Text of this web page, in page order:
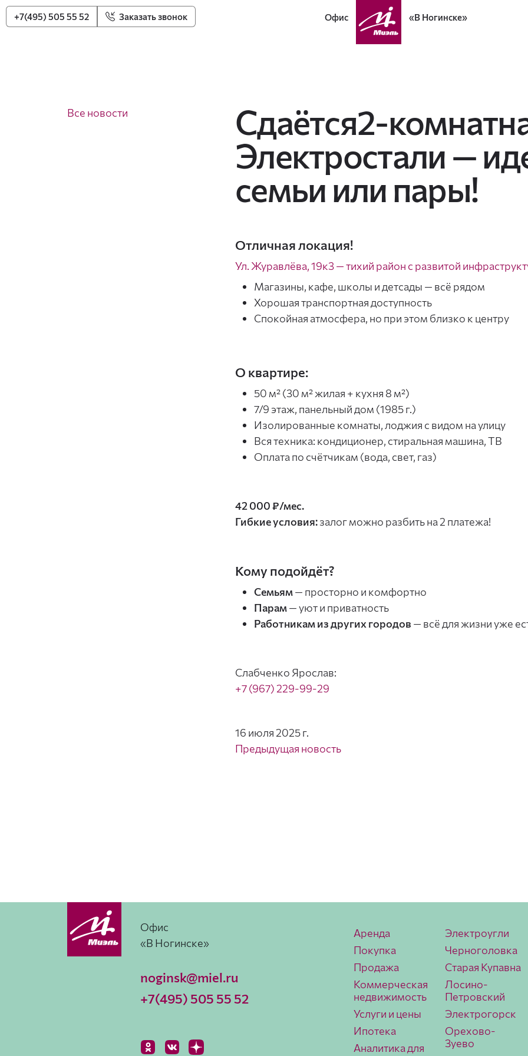
+7(495) 505 55 52 Заказать звонок Офис «В Ногинске»
Все новости
Сдаётся2-
Электростали —
семьи или пары!
Отличная локация!
Ул. Журавлёва, 19к3 — тихий район с развитой
Магазины, кафе, школы и детсады — всё рядом
Хорошая транспортная доступность
Спокойная атмосфера, но при этом близко к центру
О квартире:
50 м² (30 м² жилая + кухня 8 м²)
7/9 этаж, панельный дом (1985 г.)
Изолированные комнаты, лоджия с видом на улицу
Вся техника: кондиционер, стиральная машина, ТВ
Оплата по счётчикам (вода, свет, газ)
42 000 ₽/мес.
Гибкие условия:залог можно разбить на 2 платежа!
Кому подойдёт?
Семьям— просторно и комфортно
Парам— уют и приватность
Работникам из других городов — всё для жизни уже
Слабченко Ярослав:
+7 (967) 229-99-29
16 июля 2025 г.
Предыдущая новость
Офис
«В Ногинске»
noginsk@miel.ru
+7(495) 505 55 52
Аренда
Покупка
Продажа
Коммерческая
недвижимость
Услуги и цены
Ипотека
Аналитика для
Электроугли
Черноголовка
Старая Купавна
Лосино-
Петровский
Электрогорск
Орехово-
Зуево